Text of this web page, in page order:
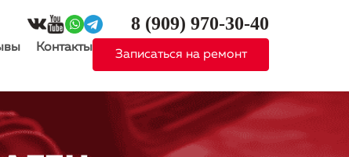
8 (909) 970-30-40
Контакты
Записаться на ремонт